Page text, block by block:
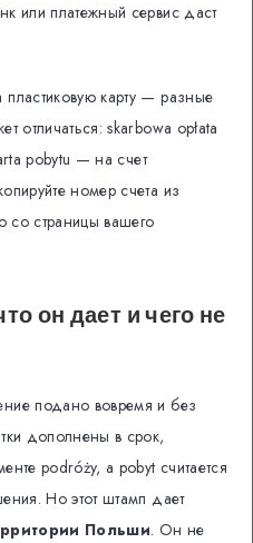
или платежный сервис даст
карту — разные
отличаться: skarbowa opłata
pobytu — на счет
номер счета из
со страницы вашего
он дает и чего не
подано вовремя и без
дополнены в срок,
podróży, а pobyt считается
Но этот штамп дает
Польши. Он не